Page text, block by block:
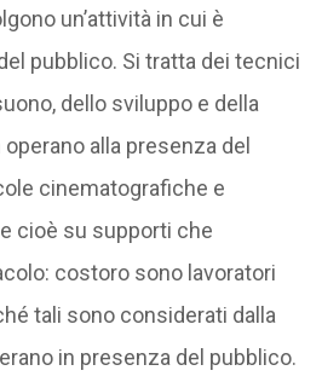
un’attività in cui è
pubblico. Si tratta dei tecnici
dello sviluppo e della
alla presenza del
cinematografiche e
cioè su supporti che
costoro sono lavoratori
tali sono considerati dalla
in presenza del pubblico.